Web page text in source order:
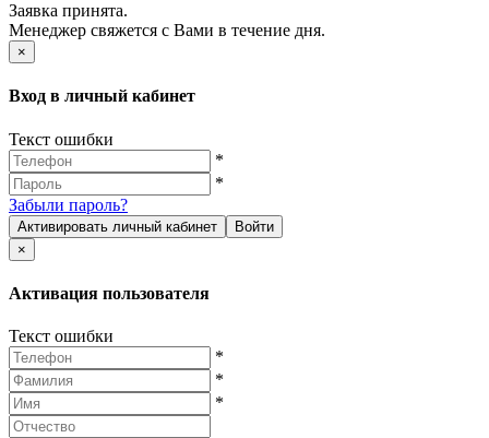
Заявка принята.
Менеджер свяжется с Вами в течение дня.
×
Вход в личный кабинет
Текст ошибки
*
*
Забыли пароль?
Активировать личный кабинет
Войти
×
Активация пользователя
Текст ошибки
*
*
*